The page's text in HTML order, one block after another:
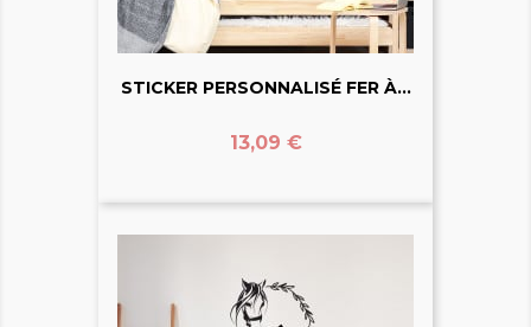
STICKER PERSONNALISÉ FER À...
Prix
13,09 €